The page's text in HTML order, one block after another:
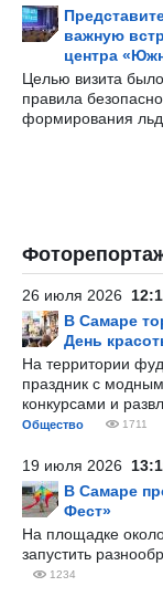
важную
центра
Целью визита
правила
формирования
26 июля 2026
В Самаре
День
На территории
праздник с
конкурсами и
Общество 1711
19 июля 2026
В Самаре
Фест»
На площадке
запустить
1234